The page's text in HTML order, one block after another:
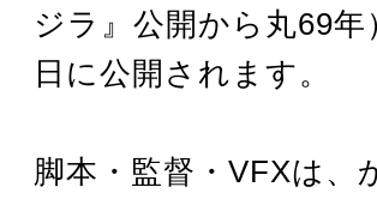
ジラ』公開から丸69
日に公開されます。
脚本・監督・VFXは、